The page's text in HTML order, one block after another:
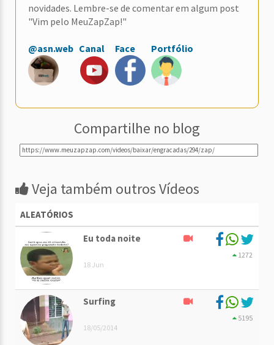
novidades. Lembre-se de comentar em algum post
"Vim pelo MeuZapZap!"
@asn.web Canal Face Portfólio
Compartilhe no blog
Veja também outros Vídeos
ALEATÓRIOS
Eu toda noite
18 Jun
1272
Surfing
18/05/2014
5195